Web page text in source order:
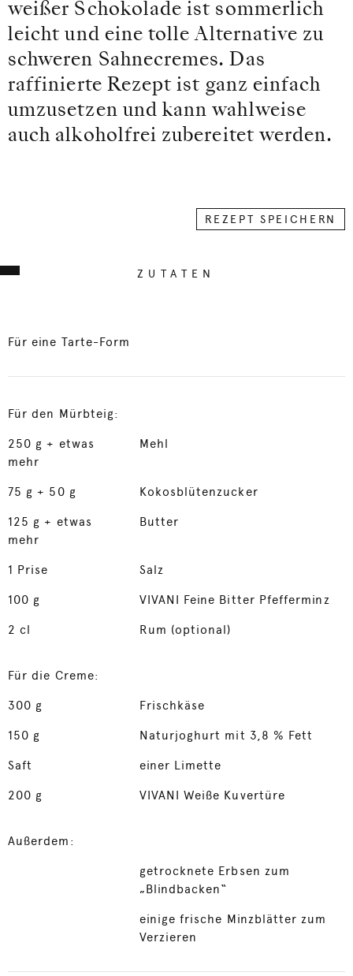
weißer Schokolade ist sommerlich
leicht und eine tolle Alternative zu
schweren Sahnecremes. Das
raffinierte Rezept ist ganz einfach
umzusetzen und kann wahlweise
auch alkoholfrei zubereitet werden.
REZEPT SPEICHERN
ZUTATEN
Für eine Tarte-Form
Für den Mürbteig:
250 g + etwas
mehr
Mehl
75 g + 50 g Kokosblütenzucker
125 g + etwas
mehr
Butter
1 Prise Salz
100 g VIVANI Feine Bitter Pfefferminz
2cl Rum (optional)
Für die Creme:
300 g Frischkäse
150 g Naturjoghurt mit 3,8 % Fett
Saft einer Limette
200 g VIVANI Weiße Kuvertüre
Außerdem:
getrocknete Erbsen zum
„Blindbacken“
einige frische Minzblätter zum
Verzieren